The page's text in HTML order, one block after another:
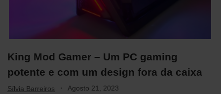
King Mod Gamer – Um PC gaming
potente e com um design fora da caixa
Sílvia Barreiros · Agosto 21, 2023